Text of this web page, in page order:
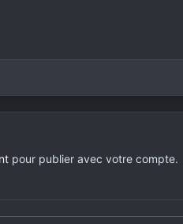
pour publier avec votre compte.